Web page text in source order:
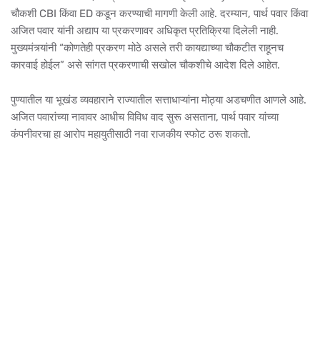
चौकशी CBI किंवा ED कडून करण्याची मागणी केली आहे. दरम्यान, पार्थ पवार किंवा
अजित पवार यांनी अद्याप या प्रकरणावर अधिकृत प्रतिक्रिया दिलेली नाही.
मुख्यमंत्र्यांनी “कोणतेही प्रकरण मोठे असले तरी कायद्याच्या चौकटीत राहूनच
कारवाई होईल” असे सांगत प्रकरणाची सखोल चौकशीचे आदेश दिले आहेत.
पुण्यातील या भूखंड व्यवहाराने राज्यातील सत्ताधाऱ्यांना मोठ्या अडचणीत आणले आहे.
अजित पवारांच्या नावावर आधीच विविध वाद सुरू असताना, पार्थ पवार यांच्या
कंपनीवरचा हा आरोप महायुतीसाठी नवा राजकीय स्फोट ठरू शकतो.